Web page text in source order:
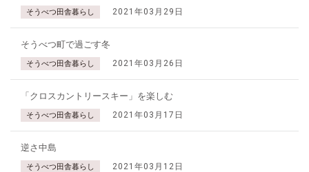
そうべつ田舎暮らし 2021年03月29日
そうべつ町で過ごす冬
そうべつ田舎暮らし 2021年03月26日
「クロスカントリースキー」を楽しむ
そうべつ田舎暮らし 2021年03月17日
逆さ中島
そうべつ田舎暮らし 2021年03月12日